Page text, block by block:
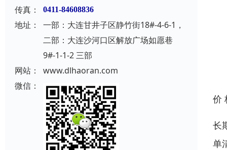
传真： 0411-84608836
地址：
一部：大连甘井子区静竹街18#-4-6-1，
二部：大连沙河口区解放广场如愿巷
9#-1-1-2 三部
网站：
www.dlhaoran.com
微信：
价
长
单